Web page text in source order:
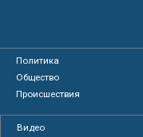
Политика
Общество
Происшествия
Видео